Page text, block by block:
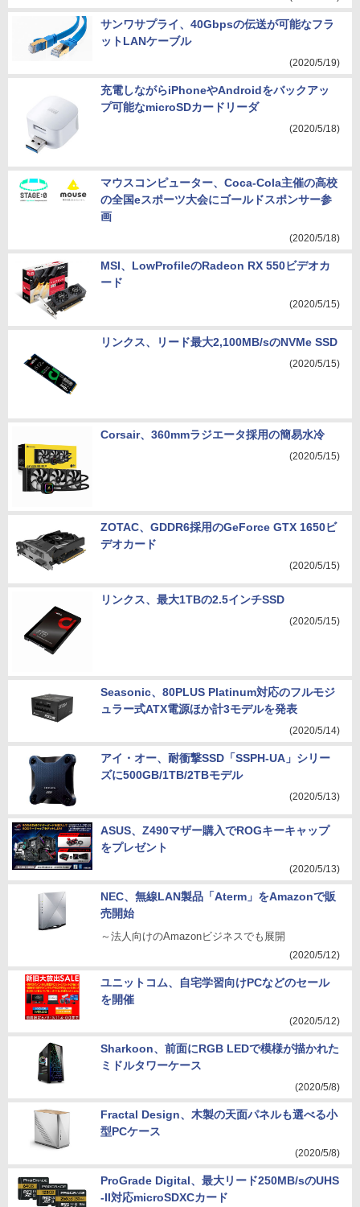
サンワサプライ、40Gbpsの伝送が可能なフラ
ットLANケーブル
(2020/5/19)
充電しながらiPhoneやAndroidをバックアッ
プ可能なmicroSDカードリーダ
(2020/5/18)
マウスコンピューター、Coca-Cola主催の高校
の全国eスポーツ大会にゴールドスポンサー参
画
(2020/5/18)
MSI、LowProfileのRadeon RX 550ビデオカ
ード
(2020/5/15)
リンクス、リード最大2,100MB/sのNVMe SSD
(2020/5/15)
Corsair、360mmラジエータ採用の簡易水冷
(2020/5/15)
ZOTAC、GDDR6採用のGeForce GTX 1650ビ
デオカード
(2020/5/15)
リンクス、最大1TBの2.5インチSSD
(2020/5/15)
Seasonic、80PLUS Platinum対応のフルモジ
ュラー式ATX電源ほか計3モデルを発表
(2020/5/14)
アイ・オー、耐衝撃SSD「SSPH-UA」シリー
ズに500GB/1TB/2TBモデル
(2020/5/13)
ASUS、Z490マザー購入でROGキーキャップ
をプレゼント
(2020/5/13)
NEC、無線LAN製品「Aterm」をAmazonで販
売開始
～法人向けのAmazonビジネスでも展開
(2020/5/12)
ユニットコム、自宅学習向けPCなどのセール
を開催
(2020/5/12)
Sharkoon、前面にRGB LEDで模様が描かれた
ミドルタワーケース
(2020/5/8)
Fractal Design、木製の天面パネルも選べる小
型PCケース
(2020/5/8)
ProGrade Digital、最大リード250MB/sのUHS
-II対応microSDXCカード